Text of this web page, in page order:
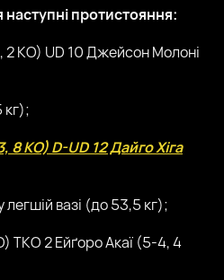
наступні протистояння:
КО) UD 10 Джейсон Молоні
кг);
8 КО) D-UD 12 Дайго Хіга
легшій вазі (до 53,5 кг);
TKO 2 Ейґоро Акаї (5-4, 4